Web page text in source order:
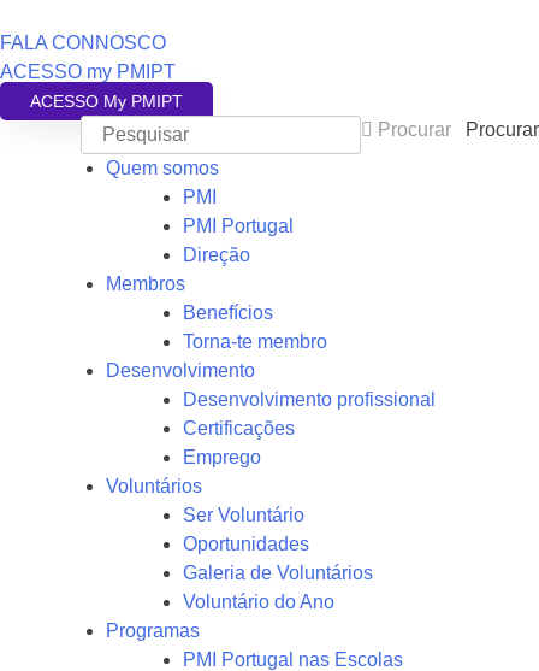
FALA CONNOSCO
ACESSO my PMIPT
ACESSO My PMIPT
Procurar
Procurar
Quem somos
PMI
PMI Portugal
Direção
Membros
Benefícios
Torna-te membro
Desenvolvimento
Desenvolvimento profissional
Certificações
Emprego
Voluntários
Ser Voluntário
Oportunidades
Galeria de Voluntários
Voluntário do Ano
Programas
PMI Portugal nas Escolas